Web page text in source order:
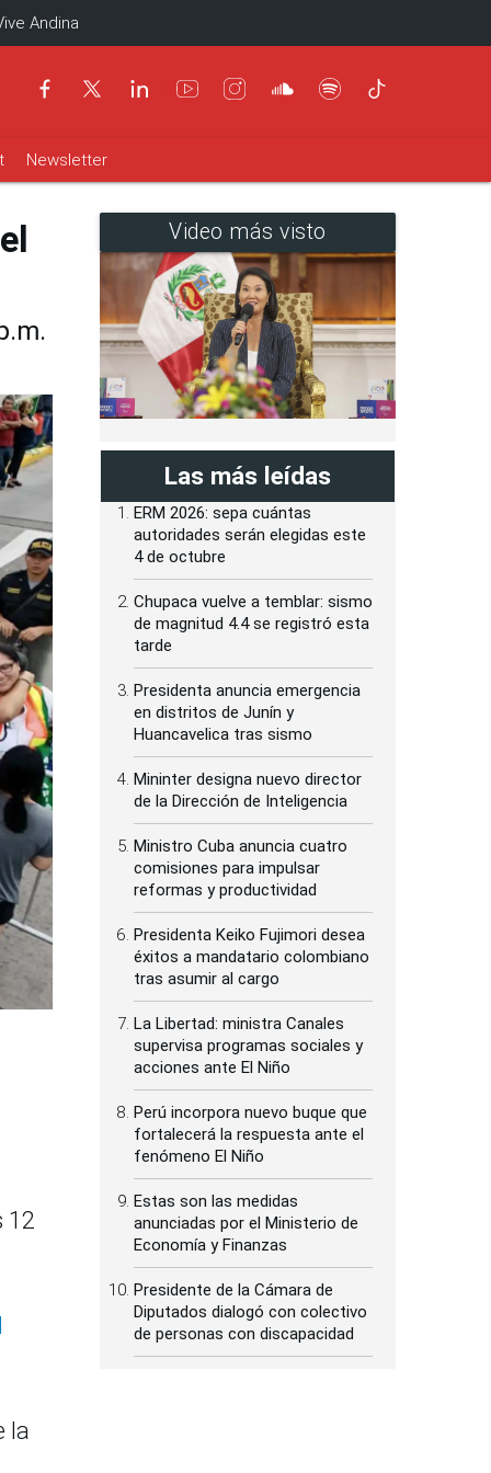
Andina
Newsletter
12
la
Video más visto
Las más leídas
ERM 2026: sepa cuántas
autoridades serán elegidas este
4 de octubre
Chupaca vuelve a temblar: sismo
de magnitud 4.4 se registró esta
tarde
Presidenta anuncia emergencia
en distritos de Junín y
Huancavelica tras sismo
Mininter designa nuevo director
de la Dirección de Inteligencia
Ministro Cuba anuncia cuatro
comisiones para impulsar
reformas y productividad
Presidenta Keiko Fujimori desea
éxitos a mandatario colombiano
tras asumir al cargo
La Libertad: ministra Canales
supervisa programas sociales y
acciones ante El Niño
Perú incorpora nuevo buque que
fortalecerá la respuesta ante el
fenómeno El Niño
Estas son las medidas
anunciadas por el Ministerio de
Economía y Finanzas
Presidente de la Cámara de
Diputados dialogó con colectivo
de personas con discapacidad